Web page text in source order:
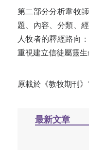
第二部分分析韋牧
題、內容、分類、
人牧者的釋經路向
重視建立信徒屬靈生
原載於《教牧期刊
最新文章